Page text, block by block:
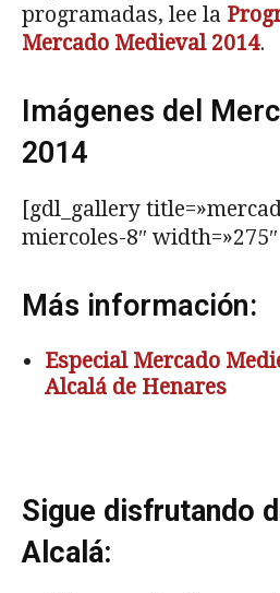
programadas, lee la
Mercado Medieval 2014.
Imágenes del
2014
[gdl_gallery
miercoles-8″
Más información:
Especial Mercado
Alcalá de Henares
Sigue disfrutando
Alcalá: